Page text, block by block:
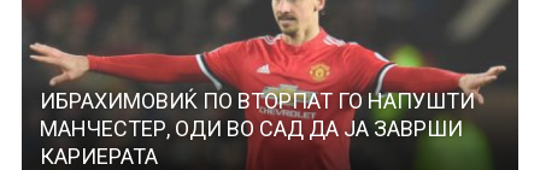
ИБРАХИМОВИЌ ПО ВТОРПАТ ГО НАПУШТИ
МАНЧЕСТЕР, ОДИ ВО САД ДА ЈА ЗАВРШИ
КАРИЕРАТА